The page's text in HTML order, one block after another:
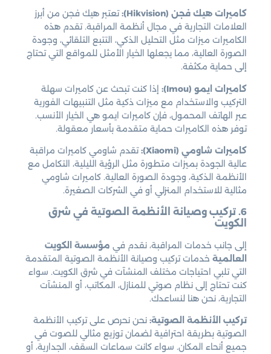
كاميرات هيك فجن (Hikvision):
تعتبر هيك فجن من أبرز
العلامات التجارية في مجال أنظمة المراقبة. تقدم هذه
الكاميرات ميزات مثل التحليل الذكي، التتبع التلقائي، وجودة
الصورة العالية، مما يجعلها الخيار الأمثل للمواقع التي تحتاج
إلى حماية مكثفة.
كاميرات ايمو (Imou):
إذا كنت تبحث عن كاميرات سهلة
التركيب والاستخدام مع ميزات ذكية مثل التنبيهات الفورية
عبر الهاتف المحمول، فإن كاميرات ايمو هي الخيار الأنسب.
توفر هذه الكاميرات حماية متقدمة بأسعار معقولة.
كاميرات شاومي (Xiaomi):
تقدم شاومي كاميرات مراقبة
عالية الجودة بميزات متطورة مثل الرؤية الليلية، التكامل مع
الأنظمة الذكية، وجودة الصورة العالية. كاميرات شاومي
مثالية للاستخدام المنزلي أو في الشركات الصغيرة.
6. تركيب وصيانة الأنظمة الصوتية في شرق
الكويت
إلى جانب خدمات المراقبة، نقدم في مؤسسة الكويت
العالمية خدمات تركيب وصيانة الأنظمة الصوتية المتقدمة
التي تلبي احتياجات مختلف المنشآت في شرق الكويت. سواء
كنت تحتاج إلى نظام صوتي للمنازل، المكاتب، أو المنشآت
التجارية، نحن هنا لنساعدك.
تركيب الأنظمة الصوتية: نحن نحرص على تركيب الأنظمة
الصوتية بطريقة احترافية لضمان توزيع مثالي للصوت في
جميع أنحاء المكان. سواء كانت سماعات السقف، الجدارية، أو